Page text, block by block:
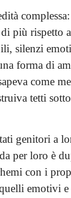
più rispetto
silenzi
forma di
come
tetti
genitori a
per loro è
con i
emotivi